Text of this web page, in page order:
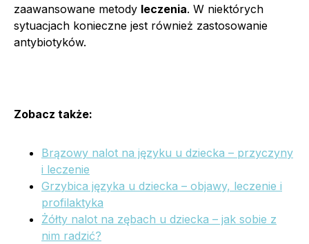
zaawansowane metody leczenia. W niektórych
sytuacjach konieczne jest również zastosowanie
antybiotyków.
Zobacz także:
Brązowy nalot na języku u dziecka – przyczyny
i leczenie
Grzybica języka u dziecka – objawy, leczenie i
profilaktyka
Żółty nalot na zębach u dziecka – jak sobie z
nim radzić?